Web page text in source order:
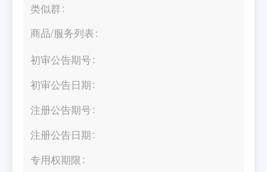
类似群
商品/服务列表
初审公告期号
初审公告日期
注册公告期号
注册公告日期
专用权期限